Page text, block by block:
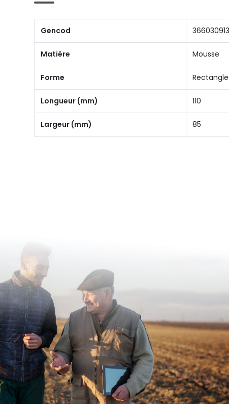
Gencod
Matière Mousse
Forme Rectangle
Longueur (mm) 110
Largeur (mm) 85